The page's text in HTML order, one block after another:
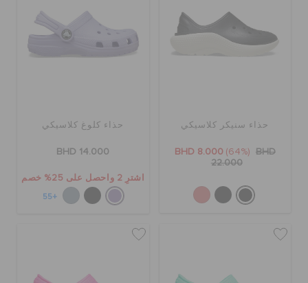
حذاء سنيكر كلاسيكي
BHD 8.000 (64%)
BHD
22.000
حذاء كلوغ كلاسيكي
BHD 14.000
اشترِ 2 واحصل على 25% خصم
+55